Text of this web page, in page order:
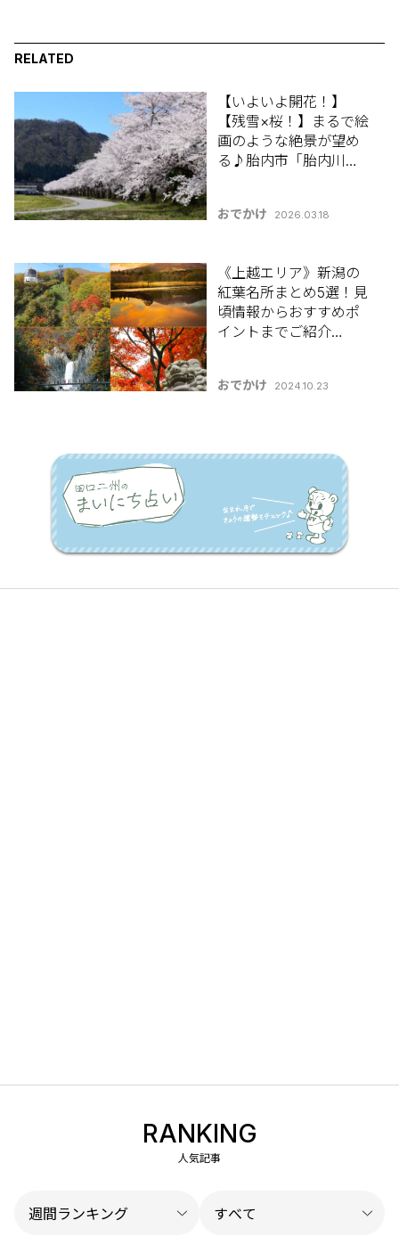
RELATED
【いよいよ開花！】
【残雪×桜！】まるで絵
画のような絶景が望め
る♪胎内市「胎内川河
ト特集2026】
おでかけ 2026.03.18
《上越エリア》新潟の
紅葉名所まとめ5選！見
頃情報からおすすめポ
イントまでご紹介
おでかけ 2024.10.23
RANKING
人気記事